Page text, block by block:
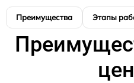
Преимущества Этапы